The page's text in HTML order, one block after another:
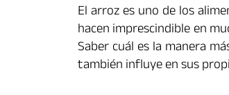
El arroz es uno de los
hacen imprescindible en
Saber cuál es la manera
también influye en sus